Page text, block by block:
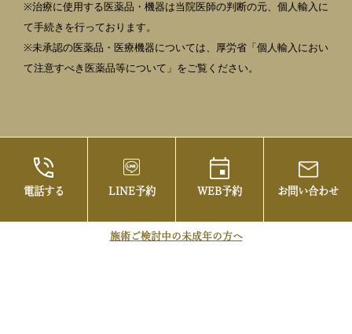
電話する LINE予約 WEB予約 お問い合わせ
施術ご検討中の未成年の方へ
※治療に使用する医薬品・機器は当院医師の判断の元、個人輸入に
て手続きを行っております。
※未承認の医薬品・医療機器については、厚労省「個人輸入におい
て注意すべき医薬品等について」をご覧ください。
らお茶の水美容形成クリニック